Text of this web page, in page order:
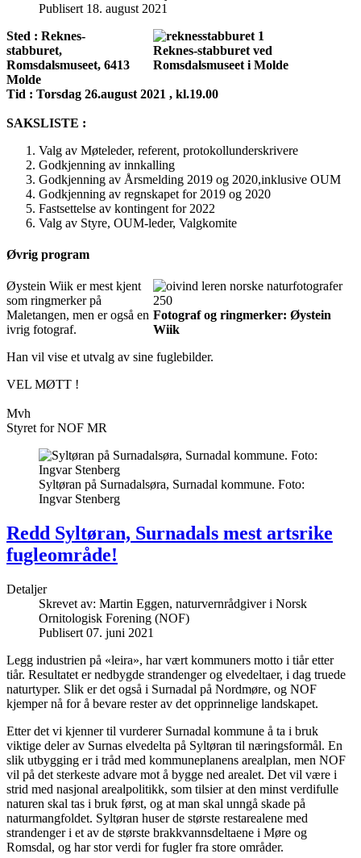
Publisert 18. august 2021
Reknes-stabburet ved
Romsdalsmuseet i Molde
Sted : Reknes-
stabburet,
Romsdalsmuseet, 6413
Molde
Tid : Torsdag 26.august 2021 , kl.19.00
SAKSLISTE :
Valg av Møteleder, referent, protokollunderskrivere
Godkjenning av innkalling
Godkjenning av Årsmelding 2019 og 2020,inklusive OUM
Godkjenning av regnskapet for 2019 og 2020
Fastsettelse av kontingent for 2022
Valg av Styre, OUM-leder, Valgkomite
Øvrig program
Fotograf og ringmerker: Øystein
Wiik
Øystein Wiik er mest kjent
som ringmerker på
Maletangen, men er også en
ivrig fotograf.
Han vil vise et utvalg av sine fuglebilder.
VEL MØTT !
Mvh
Styret for NOF MR
Syltøran på Surnadalsøra, Surnadal kommune. Foto:
Ingvar Stenberg
Redd Syltøran, Surnadals mest artsrike
fugleområde!
Detaljer
Skrevet av: Martin Eggen, naturvernrådgiver i Norsk
Ornitologisk Forening (NOF)
Publisert 07. juni 2021
Legg industrien på «leira», har vært kommuners motto i tiår etter
tiår. Resultatet er nedbygde strandenger og elvedeltaer, i dag truede
naturtyper. Slik er det også i Surnadal på Nordmøre, og NOF
kjemper nå for å bevare rester av det opprinnelige landskapet.
Etter det vi kjenner til vurderer Surnadal kommune å ta i bruk
viktige deler av Surnas elvedelta på Syltøran til næringsformål. En
slik utbygging er i tråd med kommuneplanens arealplan, men NOF
vil på det sterkeste advare mot å bygge ned arealet. Det vil være i
strid med nasjonal arealpolitikk, som tilsier at den minst verdifulle
naturen skal tas i bruk først, og at man skal unngå skade på
naturmangfoldet. Syltøran huser de største restarealene med
strandenger i et av de største brakkvannsdeltaene i Møre og
Romsdal, og har stor verdi for fugler fra store områder.